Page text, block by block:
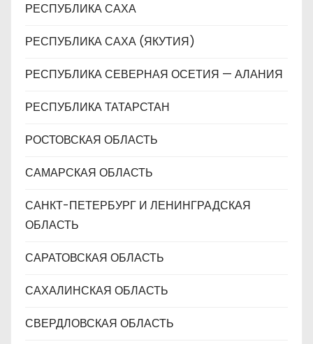
РЕСПУБЛИКА САХА
РЕСПУБЛИКА САХА (ЯКУТИЯ)
РЕСПУБЛИКА СЕВЕРНАЯ ОСЕТИЯ — АЛАНИЯ
РЕСПУБЛИКА ТАТАРСТАН
РОСТОВСКАЯ ОБЛАСТЬ
САМАРСКАЯ ОБЛАСТЬ
САНКТ-ПЕТЕРБУРГ И ЛЕНИНГРАДСКАЯ
ОБЛАСТЬ
САРАТОВСКАЯ ОБЛАСТЬ
САХАЛИНСКАЯ ОБЛАСТЬ
СВЕРДЛОВСКАЯ ОБЛАСТЬ